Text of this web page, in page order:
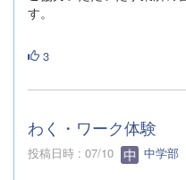
す。
3
わく・ワーク体験
投稿日時 : 07/10 中学部